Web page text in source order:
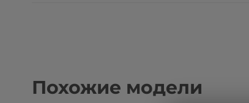
Похожие модели